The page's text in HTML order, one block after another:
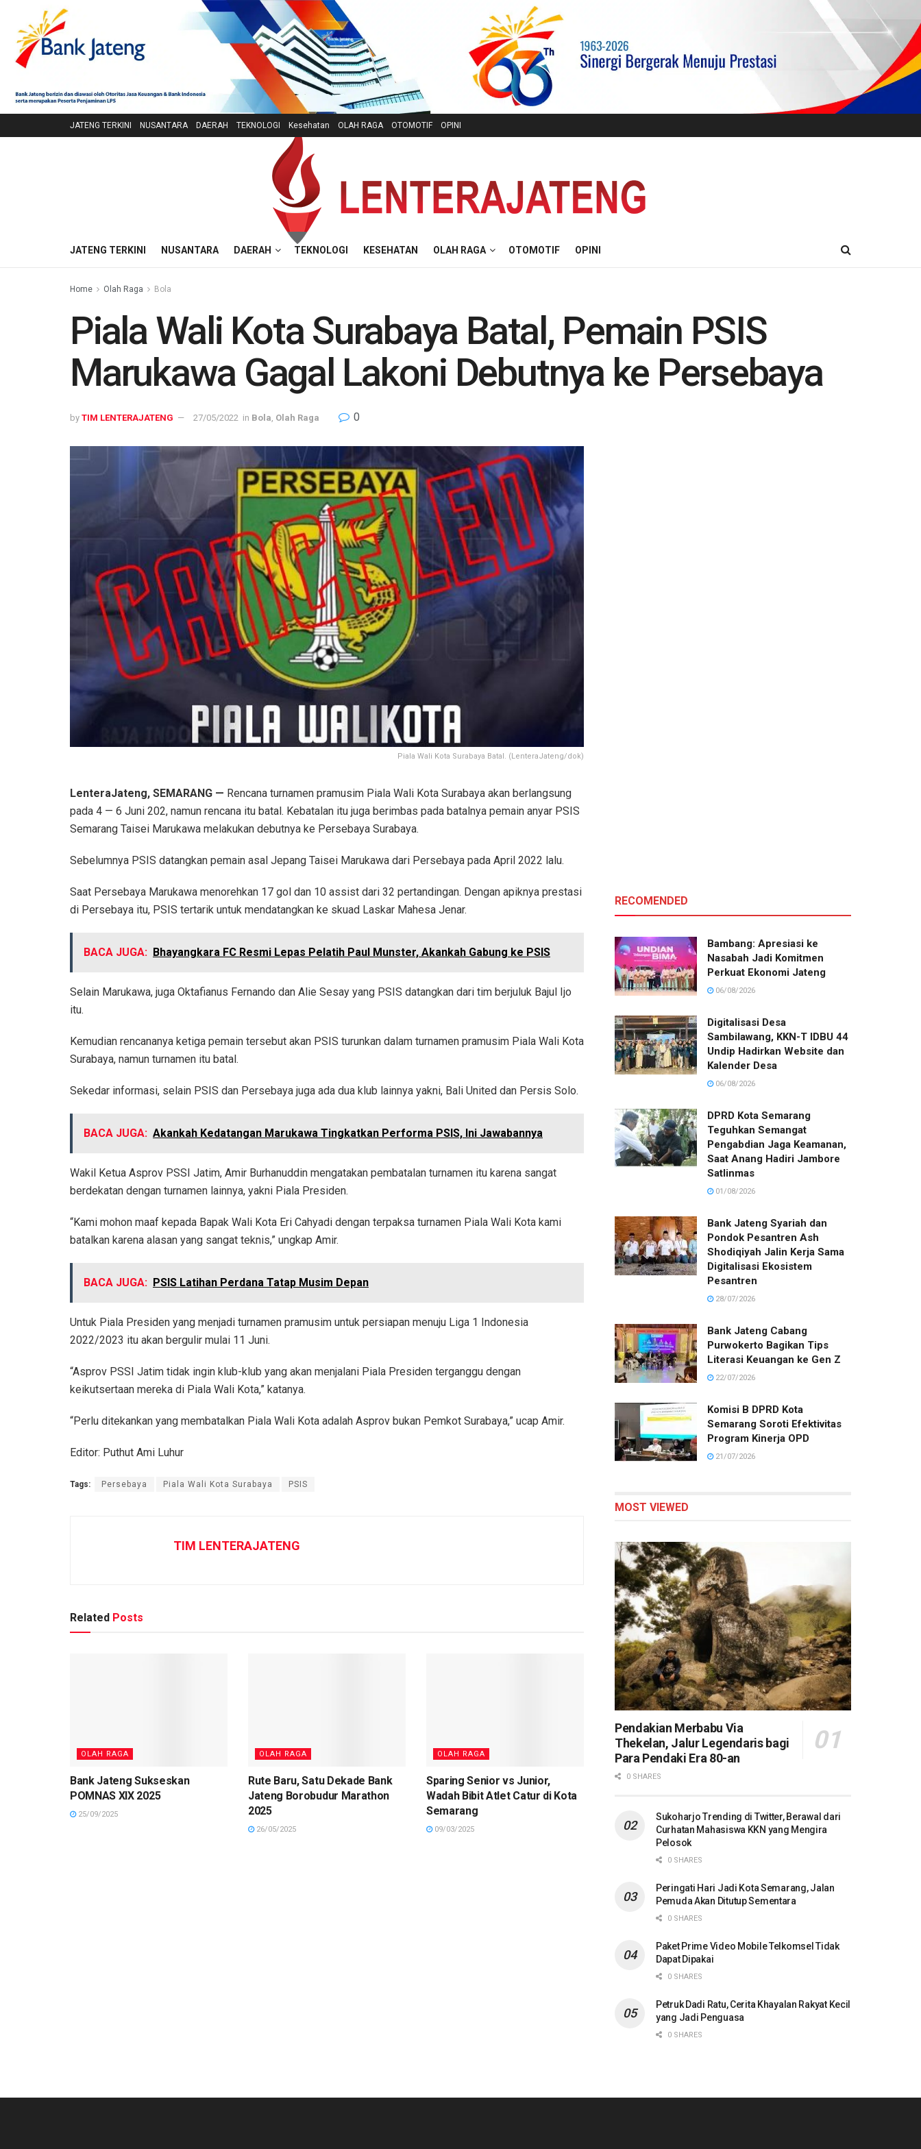
JATENG TERKINI NUSANTARA DAERAH TEKNOLOGI Kesehatan OLAH RAGA OTOMOTIF OPINI
JATENG TERKINI NUSANTARA DAERAH TEKNOLOGI KESEHATAN OLAH RAGA OTOMOTIF OPINI
Home Olah Raga Bola
Piala Wali Kota Surabaya Batal, Pemain PSIS
Marukawa Gagal Lakoni Debutnya ke Persebaya
by TIM LENTERAJATENG 27/05/2022 in Bola Olah Raga 0
Piala Wali Kota Surabaya Batal. (LenteraJateng/dok)
LenteraJateng, SEMARANG — Rencana turnamen pramusim Piala Wali Kota Surabaya akan berlangsung
pada 4 — 6 Juni 202, namun rencana itu batal. Kebatalan itu juga berimbas pada batalnya pemain anyar PSIS
Semarang Taisei Marukawa melakukan debutnya ke Persebaya Surabaya.
Sebelumnya PSIS datangkan pemain asal Jepang Taisei Marukawa dari Persebaya pada April 2022 lalu.
Saat Persebaya Marukawa menorehkan 17 gol dan 10 assist dari 32 pertandingan. Dengan apiknya prestasi
di Persebaya itu, PSIS tertarik untuk mendatangkan ke skuad Laskar Mahesa Jenar.
BACA JUGA: Bhayangkara FC Resmi Lepas Pelatih Paul Munster, Akankah Gabung ke PSIS
Selain Marukawa, juga Oktafianus Fernando dan Alie Sesay yang PSIS datangkan dari tim berjuluk Bajul Ijo
itu.
Kemudian rencananya ketiga pemain tersebut akan PSIS turunkan dalam turnamen pramusim Piala Wali Kota
Surabaya, namun turnamen itu batal.
Sekedar informasi, selain PSIS dan Persebaya juga ada dua klub lainnya yakni, Bali United dan Persis Solo.
BACA JUGA: Akankah Kedatangan Marukawa Tingkatkan Performa PSIS, Ini Jawabannya
Wakil Ketua Asprov PSSI Jatim, Amir Burhanuddin mengatakan pembatalan turnamen itu karena sangat
berdekatan dengan turnamen lainnya, yakni Piala Presiden.
“Kami mohon maaf kepada Bapak Wali Kota Eri Cahyadi dengan terpaksa turnamen Piala Wali Kota kami
batalkan karena alasan yang sangat teknis,” ungkap Amir.
BACA JUGA: PSIS Latihan Perdana Tatap Musim Depan
Untuk Piala Presiden yang menjadi turnamen pramusim untuk persiapan menuju Liga 1 Indonesia
2022/2023 itu akan bergulir mulai 11 Juni.
“Asprov PSSI Jatim tidak ingin klub-klub yang akan menjalani Piala Presiden terganggu dengan
keikutsertaan mereka di Piala Wali Kota,” katanya.
“Perlu ditekankan yang membatalkan Piala Wali Kota adalah Asprov bukan Pemkot Surabaya,” ucap Amir.
Editor: Puthut Ami Luhur
Tags: Persebaya Piala Wali Kota Surabaya PSIS
TIM LENTERAJATENG
Related Posts
OLAH RAGA
Bank Jateng Sukseskan
POMNAS XIX 2025
25/09/2025
OLAH RAGA
Rute Baru, Satu Dekade Bank
Jateng Borobudur Marathon
2025
26/05/2025
OLAH RAGA
Sparing Senior vs Junior,
Wadah Bibit Atlet Catur di Kota
Semarang
09/03/2025
RECOMENDED
Bambang: Apresiasi ke
Nasabah Jadi Komitmen
Perkuat Ekonomi Jateng
06/08/2026
Digitalisasi Desa
Sambilawang, KKN-T IDBU 44
Undip Hadirkan Website dan
Kalender Desa
06/08/2026
DPRD Kota Semarang
Teguhkan Semangat
Pengabdian Jaga Keamanan,
Saat Anang Hadiri Jambore
Satlinmas
01/08/2026
Bank Jateng Syariah dan
Pondok Pesantren Ash
Shodiqiyah Jalin Kerja Sama
Digitalisasi Ekosistem
Pesantren
28/07/2026
Bank Jateng Cabang
Purwokerto Bagikan Tips
Literasi Keuangan ke Gen Z
22/07/2026
Komisi B DPRD Kota
Semarang Soroti Efektivitas
Program Kinerja OPD
21/07/2026
MOST VIEWED
Pendakian Merbabu Via
Thekelan, Jalur Legendaris bagi
Para Pendaki Era 80-an
0 SHARES
Sukoharjo Trending di Twitter, Berawal dari
Curhatan Mahasiswa KKN yang Mengira
Pelosok
0 SHARES
Peringati Hari Jadi Kota Semarang, Jalan
Pemuda Akan Ditutup Sementara
0 SHARES
Paket Prime Video Mobile Telkomsel Tidak
Dapat Dipakai
0 SHARES
Petruk Dadi Ratu, Cerita Khayalan Rakyat Kecil
yang Jadi Penguasa
0 SHARES